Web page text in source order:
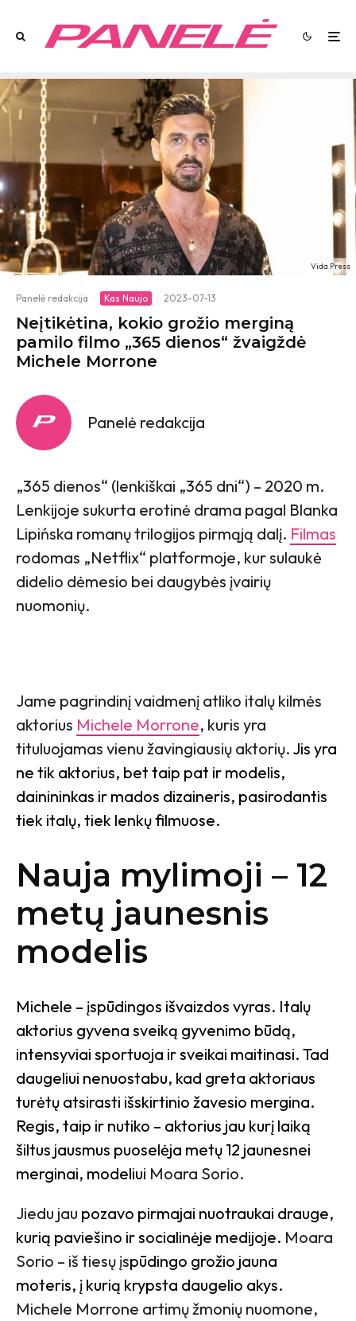
Vida Press
Panelė redakcija · Kas Naujo · 2023-07-13
Neįtikėtina, kokio grožio merginą
pamilo filmo „365 dienos“ žvaigždė
Michele Morrone
Panelė redakcija
„365 dienos“ (lenkiškai „365 dni“) – 2020 m.
Lenkijoje sukurta erotinė drama pagal Blanka
Lipińska romanų trilogijos pirmąją dalį. Filmas
rodomas „Netflix“ platformoje, kur sulaukė
didelio dėmesio bei daugybės įvairių
nuomonių.
Jame pagrindinį vaidmenį atliko italų kilmės
aktorius Michele Morrone, kuris yra
tituluojamas vienu žavingiausių aktorių. Jis yra
ne tik aktorius, bet taip pat ir modelis,
dainininkas ir mados dizaineris, pasirodantis
tiek italų, tiek lenkų filmuose.
Nauja mylimoji – 12
metų jaunesnis
modelis
Michele – įspūdingos išvaizdos vyras. Italų
aktorius gyvena sveiką gyvenimo būdą,
intensyviai sportuoja ir sveikai maitinasi. Tad
daugeliui nenuostabu, kad greta aktoriaus
turėtų atsirasti išskirtinio žavesio mergina.
Regis, taip ir nutiko – aktorius jau kurį laiką
šiltus jausmus puoselėja metų 12 jaunesnei
merginai, modeliui Moara Sorio.
Jiedu jau pozavo pirmajai nuotraukai drauge,
kurią paviešino ir socialinėje medijoje. Moara
Sorio – iš tiesų įspūdingo grožio jauna
moteris, į kurią krypsta daugelio akys.
Michele Morrone artimų žmonių nuomone,